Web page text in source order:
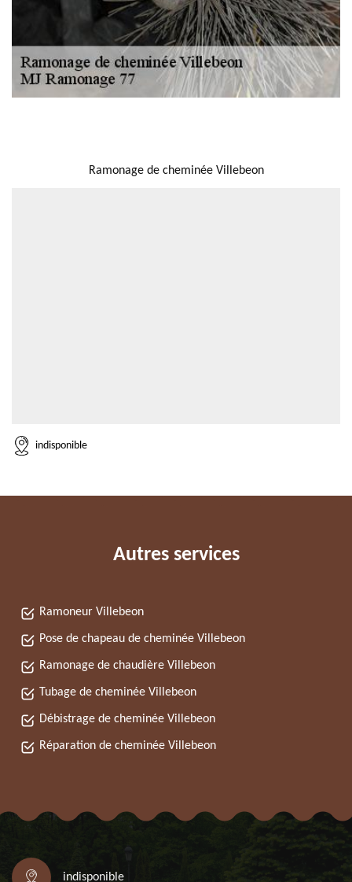
Ramonage de cheminée Villebeon
indisponible
Autres services
Ramoneur Villebeon
Pose de chapeau de cheminée Villebeon
Ramonage de chaudière Villebeon
Tubage de cheminée Villebeon
Débistrage de cheminée Villebeon
Réparation de cheminée Villebeon
indisponible